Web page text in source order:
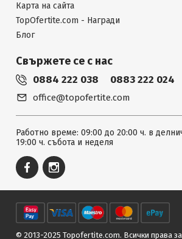
Карта на сайта
TopOfertite.com - Награди
Блог
Свържете се с нас
0884 222 038 0883 222 024
office@topofertite.com
Работно време: 09:00 до 20:00 ч. в
19:00 ч. събота и неделя
© 2013-2025 Topofertite.com. Всички права